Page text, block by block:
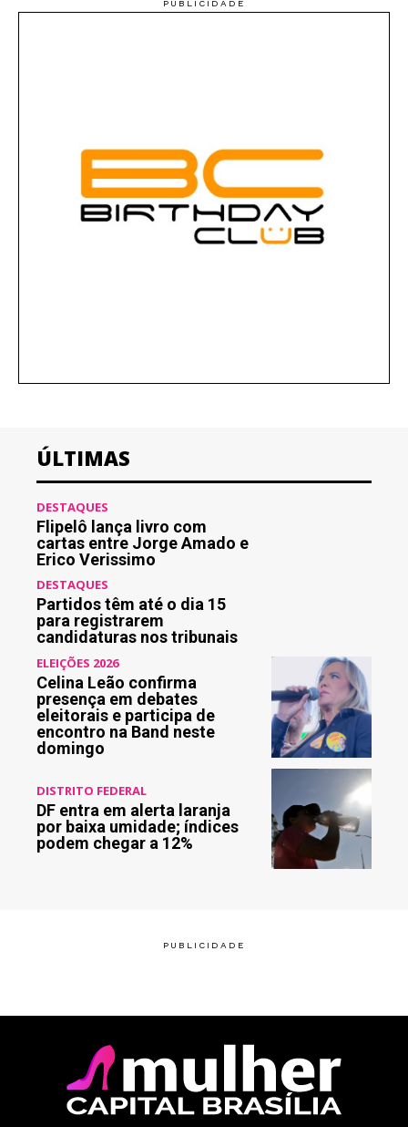
ÚLTIMAS
DESTAQUES
Flipelô lança livro com
cartas entre Jorge Amado e
Erico Verissimo
DESTAQUES
Partidos têm até o dia 15
para registrarem
candidaturas nos tribunais
ELEIÇÕES 2026
Celina Leão confirma
presença em debates
eleitorais e participa de
encontro na Band neste
domingo
DISTRITO FEDERAL
DF entra em alerta laranja
por baixa umidade; índices
podem chegar a 12%